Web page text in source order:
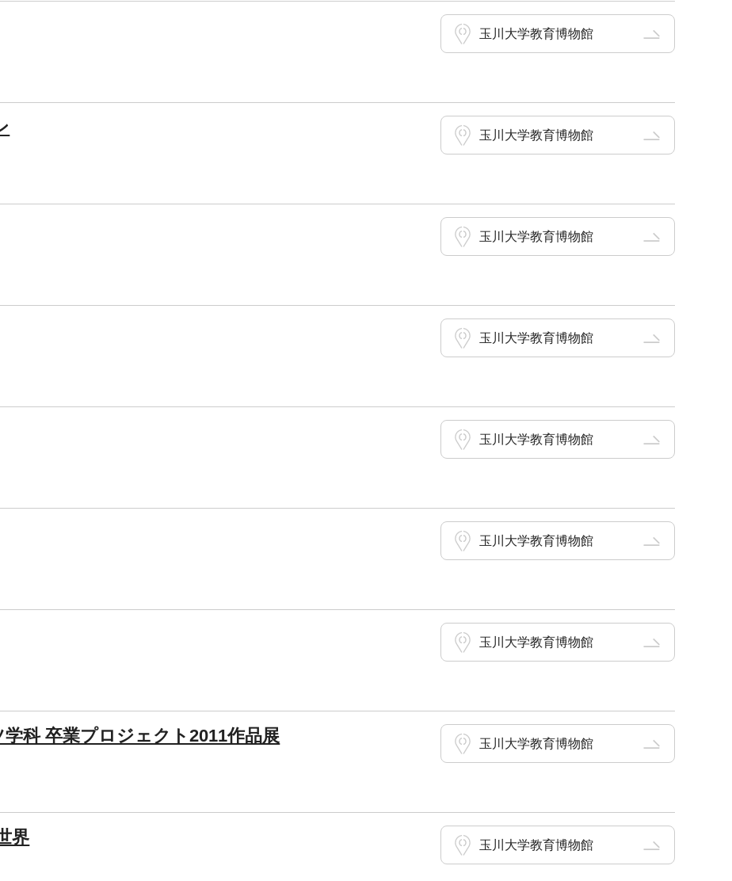
玉川大学教育博物館
玉川大学教育博物館
玉川大学教育博物館
玉川大学教育博物館
玉川大学教育博物館
玉川大学教育博物館
玉川大学教育博物館
科 卒業プロジェクト2011作品展 玉川大学教育博物館
界 玉川大学教育博物館